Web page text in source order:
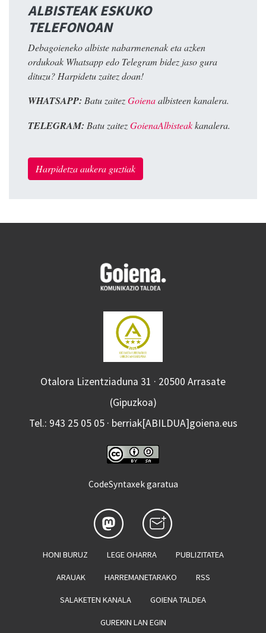
ALBISTEAK ESKUKO
TELEFONOAN
Debagoieneko albiste nabarmenenak eta azken
ordukoak Whatsapp edo Telegram bidez jaso gura
dituzu? Harpidetu zaitez doan!
WHATSAPP: Batu zaitezGoienaalbisteen kanalera.
TELEGRAM: Batu zaitezGoienaAlbisteakkanalera.
Harpidetza aukera guztiak
Otalora Lizentziaduna 31 · 20500 Arrasate
(Gipuzkoa)
Tel.: 943 25 05 05 · berriak[ABILDUA]goiena.eus
CodeSyntaxek garatua
HONI BURUZ LEGE OHARRA PUBLIZITATEA
ARAUAK HARREMANETARAKO RSS
SALAKETEN KANALA GOIENA TALDEA
GUREKIN LAN EGIN